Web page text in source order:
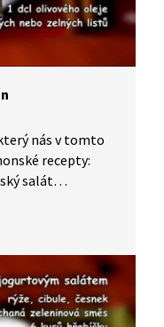
nás v tomto
recepty:
salát